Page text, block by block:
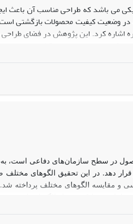
می باشد که طراحی مناسب آن باعث
وضعیت کیفیت محصولات بازگشتی است
اشاره کرد. این پژوهش در فضای
استفاده مجدد از قطعات در تولید
تصادفی و حداکثرسازی سود
محصولات و مواد بازیافت شده و
در سطح سازمان‌های دفاعی است،
دهد. در این تحقیق الگوهای مختلف
و مقایسه الگوهای مختلف
و مدارک هر فاز الگو انتخاب و